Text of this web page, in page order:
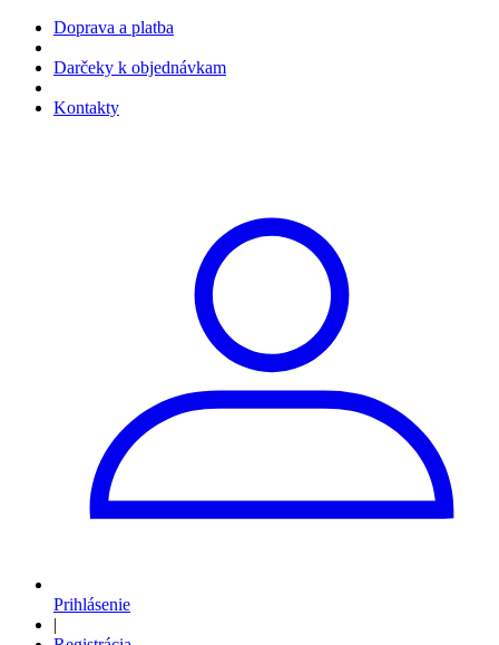
Doprava a platba
Darčeky k objednávkam
Kontakty
Prihlásenie
|